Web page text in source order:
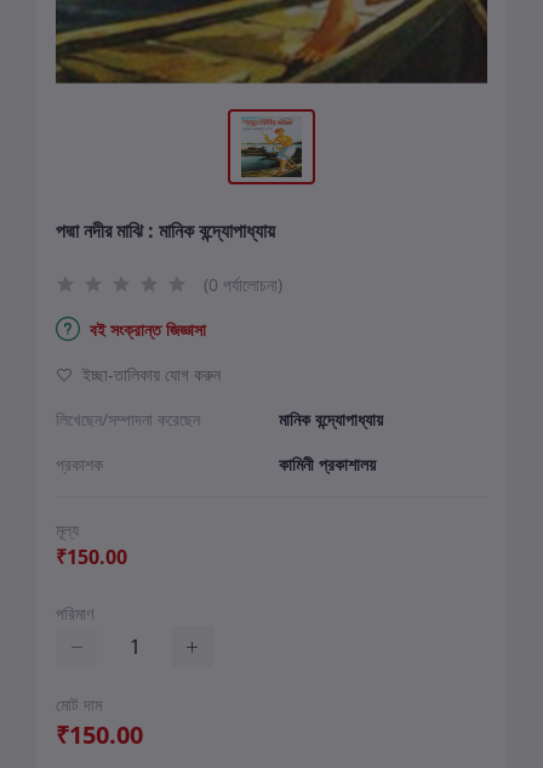
পদ্মা নদীর মাঝি : মানিক বন্দ্যোপাধ্যায়
(0 পর্যালোচনা)
বই সংক্রান্ত জিজ্ঞাসা
ইচ্ছা-তালিকায় যোগ করুন
লিখেছেন/সম্পাদনা করেছেন
মানিক বন্দ্যোপাধ্যায়
প্রকাশক
কামিনী প্রকাশালয়
মূল্য
₹150.00
পরিমাণ
মোট দাম
₹150.00